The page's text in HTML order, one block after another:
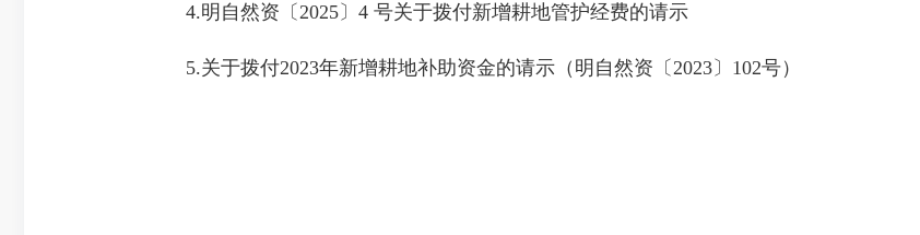
4.明自然资〔2025〕4 号关于拨付新增耕地管护经费的请示
5.关于拨付2023年新增耕地补助资金的请示（明自然资〔2023〕102号）